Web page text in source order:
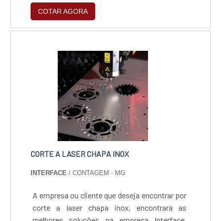
que garante o sucesso dos clientes de ponta a
ponta.
também a integridade dos itens que terão a
temperatura medida.AplicaçõesEsse tipo de
a laser, que pode ser usado para medir a
temperatura de equipamentos industriai....
COTAR AGORA
CORTE A LASER CHAPA INOX
INTERFACE / CONTAGEM - MG
A empresa ou cliente que deseja encontrar por
corte a laser chapa inox, encontrará as